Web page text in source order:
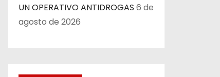
UN OPERATIVO ANTIDROGAS 6 de
agosto de 2026